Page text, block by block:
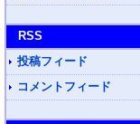
RSS
投稿フィード
コメントフィード